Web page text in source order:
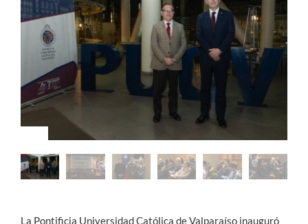
Estudiantes
Académicos
Funcionarios
Alumni
English
La Pontificia Universidad Católica de Valparaíso inauguró